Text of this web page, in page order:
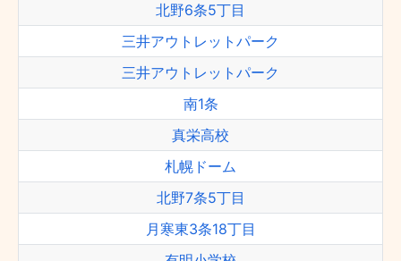
北野6条5丁目
三井アウトレットパーク
三井アウトレットパーク
南1条
真栄高校
札幌ドーム
北野7条5丁目
月寒東3条18丁目